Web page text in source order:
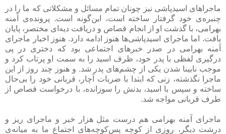
ماجراهای اسیدپاشی نیز چونان تمام مسائل و مشکلاتی که ما را در
چنبره‌ی خود گرفتار ساخته است، این‌گونه است. پرونده‌ی آمنه
بهرامی، با گذشت او از انجام قصاص و دریافت دیه‌ای مختصر، پایان
یافت. اما ماجرای اسیدپاشی‌ها هنوز ادامه دارد. هنوز اخبار ماجرای
آمنه بهرامی در صدر خبرهای اجتماعی بود که دختری در پی
درگیری لفظی با پدر خود، ظرف اسید را به سمت او پرتاب کرد و
موجب نابینا شدن یکی از چشم‌های پدر شد. و هنوز چند روز از این
ماجرا نگذشته، زنی که ابتدا با ضربات آچار، قربانی خود را بی‌حال
ساخته و سپس با اسید، بدنش را سوزانده، با درخواست قصاص از
طرف قربانی مواجه شد.
ماجرای آمنه بهرامی هم درست مثل هزار خبر و ماجرای ریز و
درشت دیگر، روزی از کوچه پس‌کوچه‌های اجتماع ما به میانه‌ی